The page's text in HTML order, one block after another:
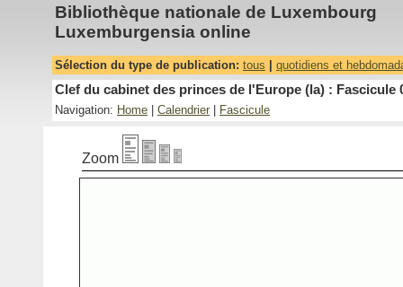
Bibliothèque nationale de Luxembourg
Luxemburgensia online
Sélection du type de publication: tous quotidiens et
Clef du cabinet des princes de l'Europe (la) : Fascicule
Navigation: Home Calendrier Fascicule
Zoom